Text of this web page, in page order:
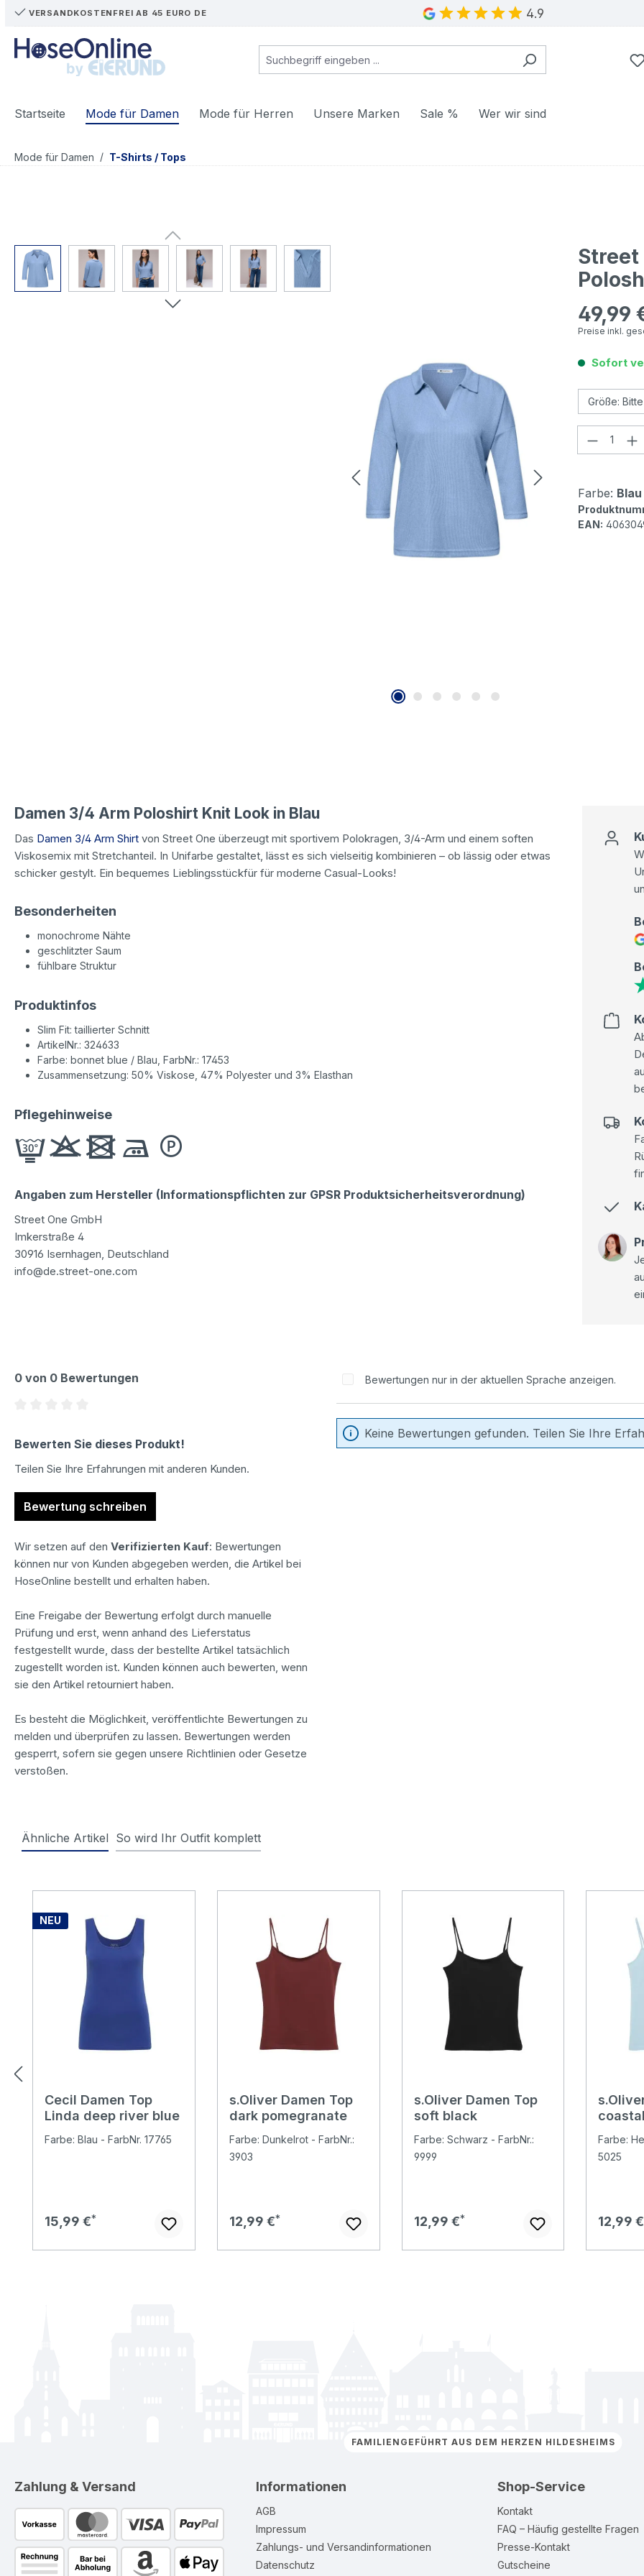
Hauptinhalt springen
Zur Suche springen
Zur Hauptnavigation springen
VERSANDKOSTENFREI AB 45 EURO DE 4.9
Startseite Mode für Damen Mode für Herren Unsere Marken Sale % Wer wir sind
Mode für Damen / T-Shirts / Tops
Bildergalerie überspringen
Street
Regulärer
49,99
Preise inkl.
Sofort
Farbe: Blau
EAN:
Damen 3/4 Arm Poloshirt Knit Look in Blau
Das Damen 3/4 Arm Shirt von Street One überzeugt mit sportivem Polokragen, 3/4-Arm und einem soften
Viskosemix mit Stretchanteil. In Unifarbe gestaltet, lässt es sich vielseitig kombinieren – ob lässig oder etwas
schicker gestylt. Ein bequemes Lieblingsstückfür für moderne Casual-Looks!
Besonderheiten
monochrome Nähte
geschlitzter Saum
fühlbare Struktur
Produktinfos
Slim Fit: taillierter Schnitt
ArtikelNr.: 324633
Farbe: bonnet blue / Blau, FarbNr.: 17453
Zusammensetzung: 50% Viskose, 47% Polyester und 3% Elasthan
Pflegehinweise
Angaben zum Hersteller (Informationspflichten zur GPSR Produktsicherheitsverordnung)
Street One GmbH
Imkerstraße 4
30916 Isernhagen, Deutschland
info@de.street-one.com
0 von 0 Bewertungen
Bewerten Sie dieses Produkt!
Teilen Sie Ihre Erfahrungen mit anderen Kunden.
Bewertung schreiben
Wir setzen auf den Verifizierten Kauf: Bewertungen
können nur von Kunden abgegeben werden, die Artikel bei
HoseOnline bestellt und erhalten haben.
Eine Freigabe der Bewertung erfolgt durch manuelle
Prüfung und erst, wenn anhand des Lieferstatus
festgestellt wurde, dass der bestellte Artikel tatsächlich
zugestellt worden ist. Kunden können auch bewerten, wenn
sie den Artikel retourniert haben.
Es besteht die Möglichkeit, veröffentlichte Bewertungen zu
melden und überprüfen zu lassen. Bewertungen werden
gesperrt, sofern sie gegen unsere Richtlinien oder Gesetze
verstoßen.
Bewertungen nur in der aktuellen Sprache anzeigen.
Keine Bewertungen gefunden. Teilen Sie Ihre
Ähnliche Artikel So wird Ihr Outfit komplett
NEU
Cecil Damen Top
Linda deep river blue
Farbe: Blau - FarbNr. 17765
Regulärer Preis:
15,99 €
s.Oliver Damen Top
dark pomegranate
Farbe: Dunkelrot - FarbNr.:
3903
Regulärer Preis:
12,99 €
s.Oliver Damen Top
soft black
Farbe: Schwarz - FarbNr.:
9999
Regulärer Preis:
12,99 €
Farbe:
5025
12,99 €
FAMILIENGEFÜHRT AUS DEM HERZEN HILDESHEIMS
Zahlung & Versand Informationen
AGB
Impressum
Zahlungs- und Versandinformationen
Datenschutz
Shop-Service
Kontakt
FAQ – Häufig gestellte Fragen
Presse-Kontakt
Gutscheine